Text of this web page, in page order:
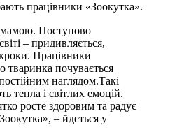
працівники «Зоокутка».
Поступово
– придивляється,
Працівники
тваринка почувається
наглядом.Такі
тепла і світлих емоцій.
росте здоровим та радує
– йдеться у